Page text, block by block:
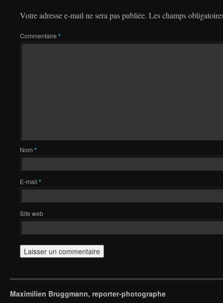
Votre adresse e-mail ne sera pas publiée. Les champs
Commentaire *
Nom *
E-mail *
Site web
Maximilien Bruggmann, reporter-photographe